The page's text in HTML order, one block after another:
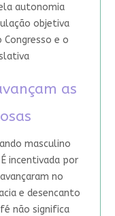
autonomia
objetiva
Congresso e o
as
masculino
incentivada por
no
e desencanto
não significa